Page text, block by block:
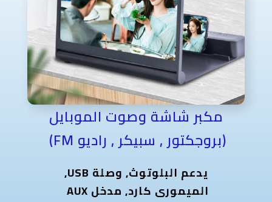
مكبر شاشة وصوت الموبايل
(بروجكتور , سبيكر , راديو FM)
يدعم البلوتوث, وصلة USB,
الميمورى كارد, مدخل AUX